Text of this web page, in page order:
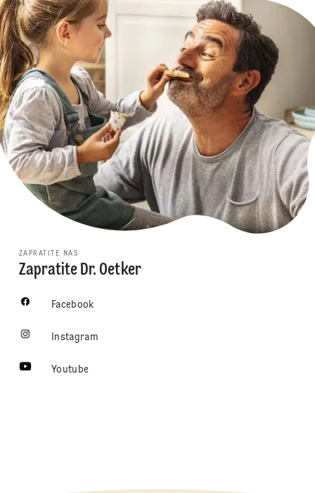
ZAPRATITE NAS
Zapratite Dr. Oetker
Facebook
Instagram
Youtube